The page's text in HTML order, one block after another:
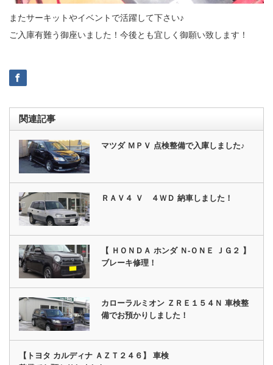
またサーキットやイベントで活躍して下さい♪
ご入庫有難う御座いました！今後とも宜しく御願い致します！
関連記事
マツダ ＭＰＶ 点検整備で入庫しました♪
ＲＡＶ４ Ｖ ４ＷＤ 納車しました！
【 ＨＯＮＤＡ ホンダ Ｎ‐ＯＮＥ ＪＧ２ 】
ブレーキ修理！
カローラルミオン ＺＲＥ１５４Ｎ 車検整
備でお預かりしました！
【トヨタ カルディナ ＡＺＴ２４６】 車検